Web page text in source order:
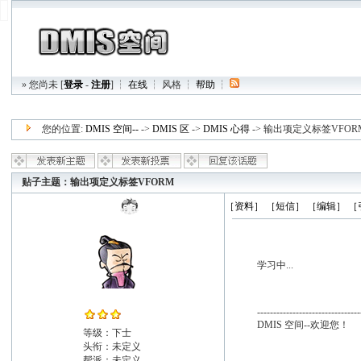
» 您尚未 [登录- 注册] ┆ 在线┆ 风格┆ 帮助 ┆
您的位置: DMIS 空间---> DMIS 区 -> DMIS 心得-> 输出项定义标签
贴子主题：输出项定义标签VFORM
等级：下士
头衔：未定义
［资料］ ［短信］ ［编辑］
学习中...
DMIS 空间--欢迎您！